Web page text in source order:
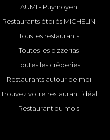
AUMI - Puymoyen
Restaurants étoilés MICHELIN
Tous les restaurants
Toutes les pizzerias
Toutes les crêperies
Restaurants autour de moi
Trouvez votre restaurant idéal
Restaurant du mois